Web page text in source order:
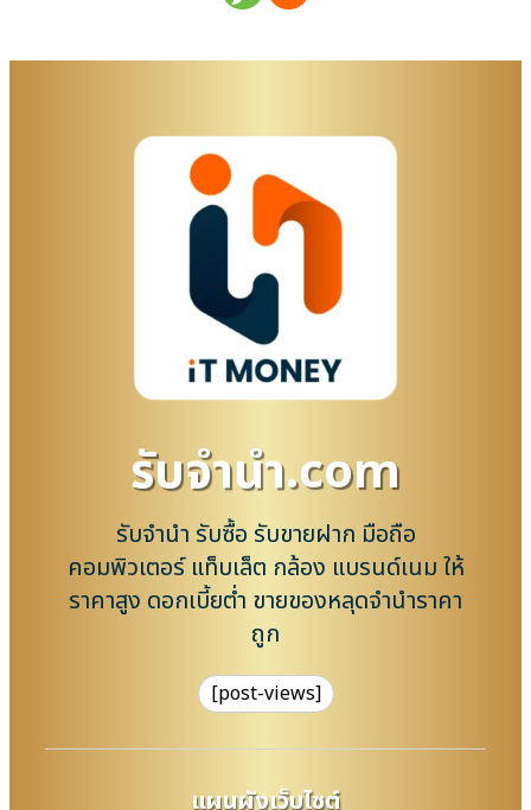
รับจํานํา.com
รับจำนำ รับซื้อ รับขายฝาก มือถือ
คอมพิวเตอร์ แท็บเล็ต กล้อง แบรนด์เนม ให้
ราคาสูง ดอกเบี้ยต่ำ ขายของหลุดจำนำราคา
ถูก
[post-views]
แผนผังเว็บไซต์